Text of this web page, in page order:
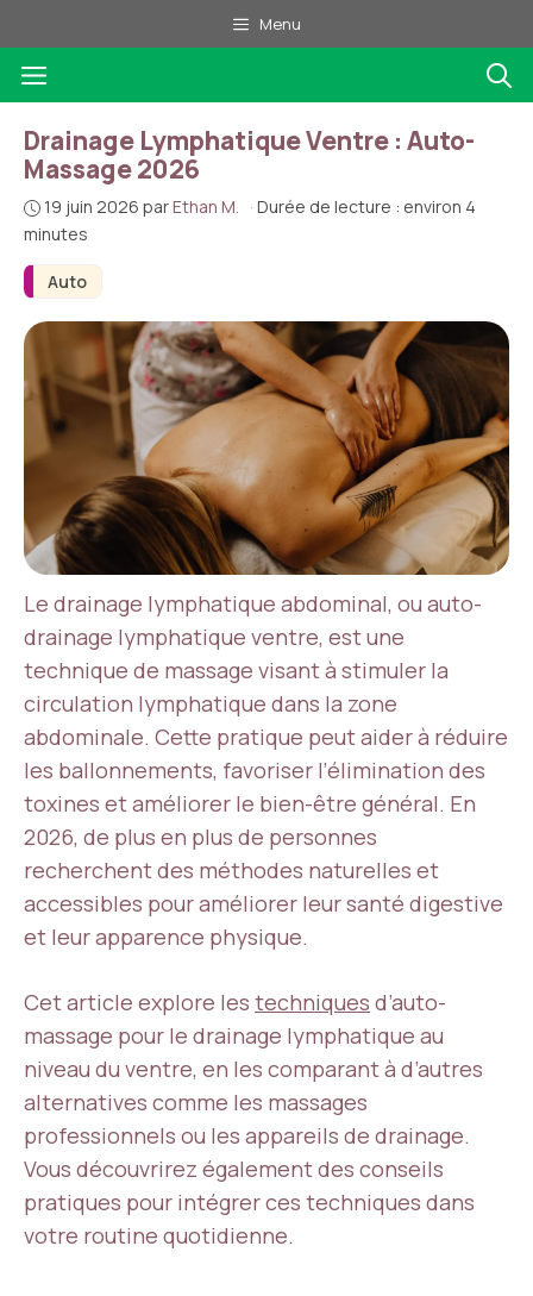
au
contenu
Menu
Menu
Auto
Drainage Lymphatique Ventre : Auto-
Massage 2026
19 juin 2026 parEthan M. · Durée de lecture : environ 4
minutes
Le drainage lymphatique abdominal, ou auto-
drainage lymphatique ventre, est une
technique de massage visant à stimuler la
circulation lymphatique dans la zone
abdominale. Cette pratique peut aider à réduire
les ballonnements, favoriser l’élimination des
toxines et améliorer le bien-être général. En
2026, de plus en plus de personnes
recherchent des méthodes naturelles et
accessibles pour améliorer leur santé digestive
et leur apparence physique.
Cet article explore les techniques d’auto-
massage pour le drainage lymphatique au
niveau du ventre, en les comparant à d’autres
alternatives comme les massages
professionnels ou les appareils de drainage.
Vous découvrirez également des conseils
pratiques pour intégrer ces techniques dans
votre routine quotidienne.